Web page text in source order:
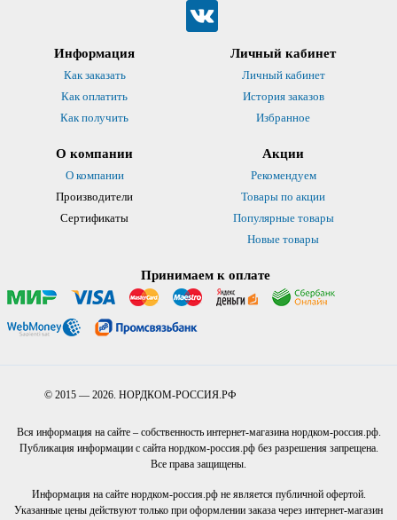
Информация
Как заказать
Как оплатить
Как получить
Личный кабинет
Личный кабинет
История заказов
Избранное
О компании
О компании
Производители
Сертификаты
Акции
Рекомендуем
Товары по акции
Популярные товары
Новые товары
Принимаем к оплате
© 2015 — 2026. НОРДКОМ-РОССИЯ.РФ
Вся информация на сайте – собственность интернет-магазина нордком-россия.рф.
Публикация информации с сайта нордком-россия.рф без разрешения запрещена.
Все права защищены.
Информация на сайте нордком-россия.рф не является публичной офертой.
Указанные цены действуют только при оформлении заказа через интернет-магазин